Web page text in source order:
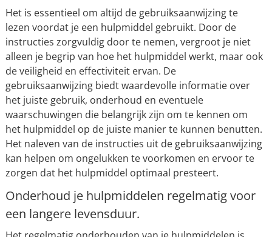
Het is essentieel om altijd de gebruiksaanwijzing te
lezen voordat je een hulpmiddel gebruikt. Door de
instructies zorgvuldig door te nemen, vergroot je niet
alleen je begrip van hoe het hulpmiddel werkt, maar ook
de veiligheid en effectiviteit ervan. De
gebruiksaanwijzing biedt waardevolle informatie over
het juiste gebruik, onderhoud en eventuele
waarschuwingen die belangrijk zijn om te kennen om
het hulpmiddel op de juiste manier te kunnen benutten.
Het naleven van de instructies uit de gebruiksaanwijzing
kan helpen om ongelukken te voorkomen en ervoor te
zorgen dat het hulpmiddel optimaal presteert.
Onderhoud je hulpmiddelen regelmatig voor
een langere levensduur.